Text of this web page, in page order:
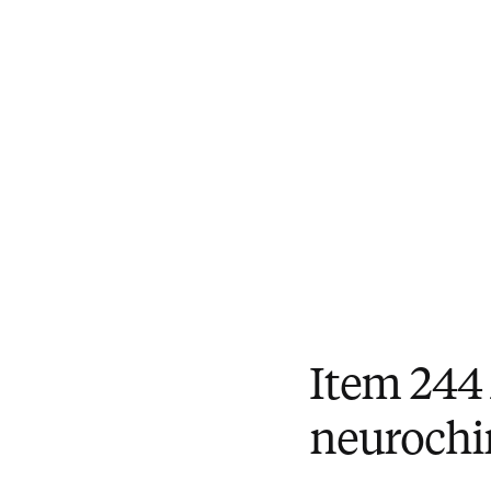
Item 244